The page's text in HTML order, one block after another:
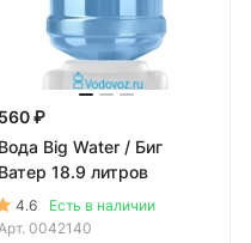
560 ₽
Вода Big Water / Биг
Ватер 18.9 литров
4.6
Есть в наличии
0042140